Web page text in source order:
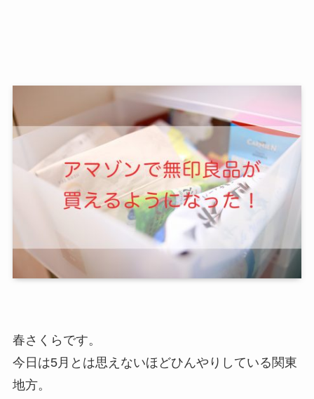
春さくらです。
今日は5月とは思えないほどひんやりしている関東
地方。